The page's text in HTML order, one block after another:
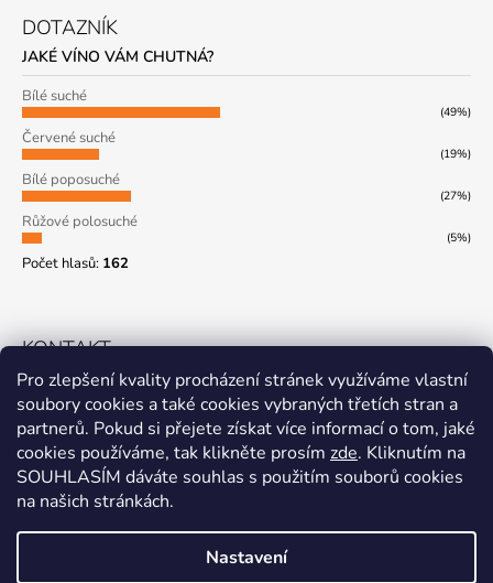
Pro zlepšení kvality procházení stránek využíváme vlastní
soubory cookies a také cookies vybraných třetích stran a
partnerů. Pokud si přejete získat více informací o tom, jaké
cookies používáme, tak klikněte prosím zde. Kliknutím na
SOUHLASÍM dáváte souhlas s použitím souborů cookies
na našich stránkách.
Nastavení
DOTAZNÍK
JAKÉ VÍNO VÁM CHUTNÁ?
Bílé suché
(49%)
Červené suché
(19%)
Bílé poposuché
(27%)
Růžové polosuché
(5%)
Počet hlasů: 162
KONTAKT
+420 773 532 525
info@bmvvinarstvi.cz